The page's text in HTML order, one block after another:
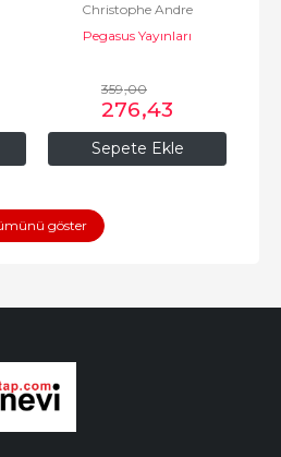
Sepete Ekle
Christophe Andre
Pegasus Yayınları
359,00
276,43
göster